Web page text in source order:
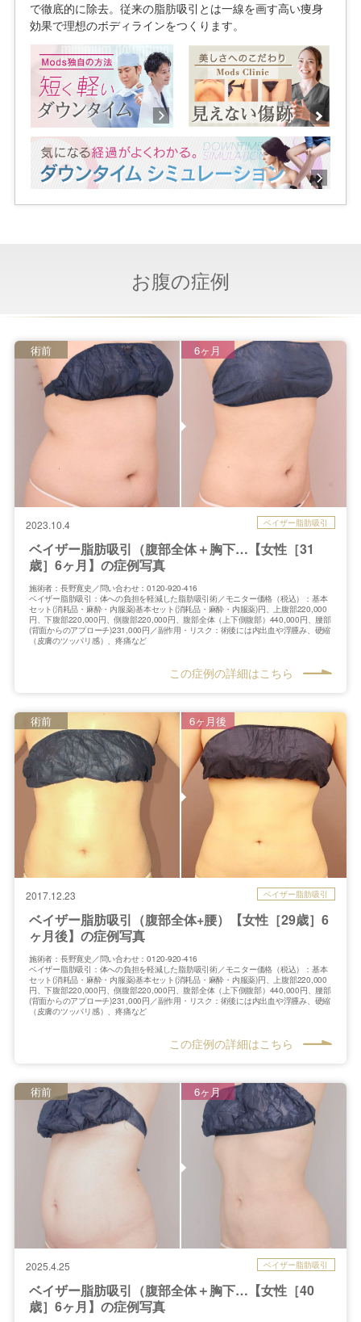
で徹底的に除去。従来の脂肪吸引とは一線を画す高い痩身
効果で理想のボディラインをつくります。
お腹の症例
2023.10.4 ベイザー脂肪吸引
ベイザー脂肪吸引（腹部全体＋胸下…【女性［31
歳］6ヶ月】の症例写真
術前 6ヶ月
施術者：長野寛史／問い合わせ：0120-920-416
ベイザー脂肪吸引：体への負担を軽減した脂肪吸引術／モニター価格（税込）：基本
セット(消耗品・麻酔・内服薬)基本セット(消耗品・麻酔・内服薬)円、上腹部220,000
円、下腹部220,000円、側腹部220,000円、腹部全体（上下側腹部）440,000円、腰部
(背面からのアプローチ)231,000円／副作用・リスク：術後には内出血や浮腫み、硬縮
（皮膚のツッパリ感）、疼痛など
この症例の詳細はこちら
2017.12.23 ベイザー脂肪吸引
ベイザー脂肪吸引（腹部全体+腰）【女性［29歳］6
ヶ月後】の症例写真
術前 6ヶ月後
施術者：長野寛史／問い合わせ：0120-920-416
ベイザー脂肪吸引：体への負担を軽減した脂肪吸引術／モニター価格（税込）：基本
セット(消耗品・麻酔・内服薬)基本セット(消耗品・麻酔・内服薬)円、上腹部220,000
円、下腹部220,000円、側腹部220,000円、腹部全体（上下側腹部）440,000円、腰部
(背面からのアプローチ)231,000円／副作用・リスク：術後には内出血や浮腫み、硬縮
（皮膚のツッパリ感）、疼痛など
この症例の詳細はこちら
2025.4.25 ベイザー脂肪吸引
ベイザー脂肪吸引（腹部全体＋胸下…【女性［40
歳］6ヶ月】の症例写真
術前 6ヶ月